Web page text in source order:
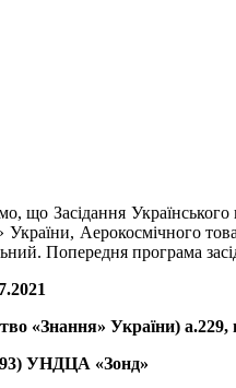
що Засідання
Аерокосмічного
Попередня програма
«Знання» України) а.229,
УНДЦА «Зонд»